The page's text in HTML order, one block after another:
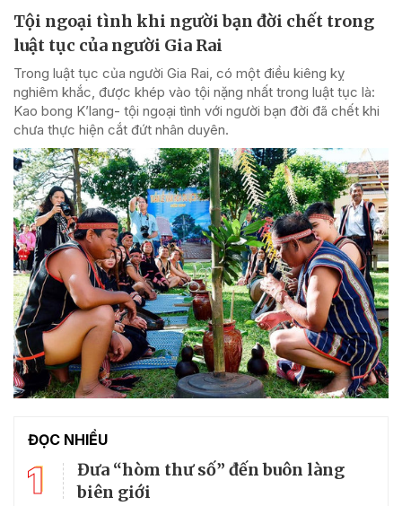
Tội ngoại tình khi người bạn đời chết trong
luật tục của người Gia Rai
Trong luật tục của người Gia Rai, có một điều kiêng kỵ
nghiêm khắc, được khép vào tội nặng nhất trong luật tục là:
Kao bong K’lang- tội ngoại tình với người bạn đời đã chết khi
chưa thực hiện cắt đứt nhân duyên.
ĐỌC NHIỀU
1
Đưa “hòm thư số” đến buôn làng
biên giới